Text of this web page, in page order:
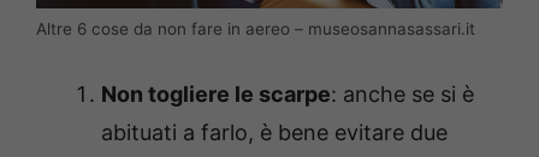
Altre 6 cose da non fare in aereo – museosannasassari.it
Non togliere le scarpe: anche se si è
abituati a farlo, è bene evitare due